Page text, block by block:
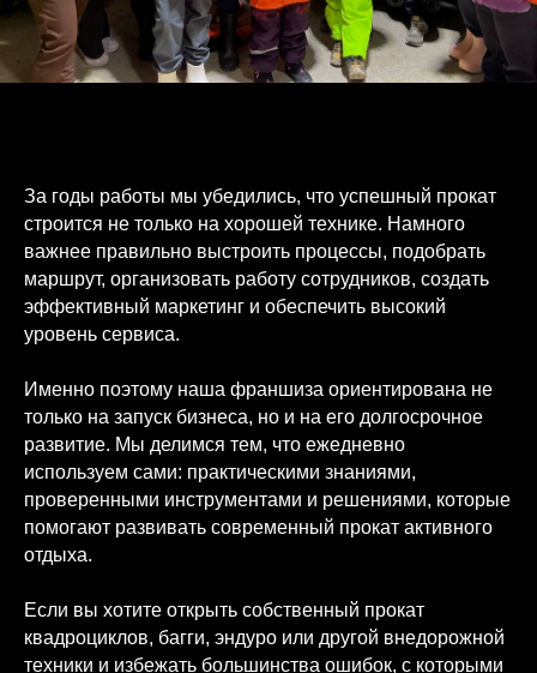
За годы работы мы убедились, что успешный прокат
строится не только на хорошей технике. Намного
важнее правильно выстроить процессы, подобрать
маршрут, организовать работу сотрудников, создать
эффективный маркетинг и обеспечить высокий
уровень сервиса.
Именно поэтому наша франшиза ориентирована не
только на запуск бизнеса, но и на его долгосрочное
развитие. Мы делимся тем, что ежедневно
используем сами: практическими знаниями,
проверенными инструментами и решениями, которые
помогают развивать современный прокат активного
отдыха.
Если вы хотите открыть собственный прокат
квадроциклов, багги, эндуро или другой внедорожной
техники и избежать большинства ошибок, с которыми